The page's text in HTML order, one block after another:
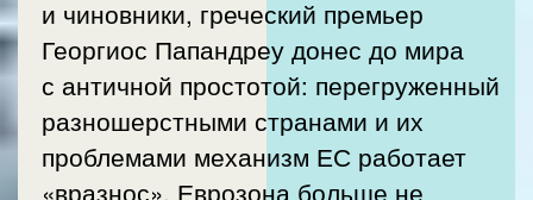
и чиновники, греческий премьер
Георгиос Папандреу донес до мира
с античной простотой: перегруженный
разношерстными странами и их
проблемами механизм ЕС работает
«вразнос». Еврозона больше не